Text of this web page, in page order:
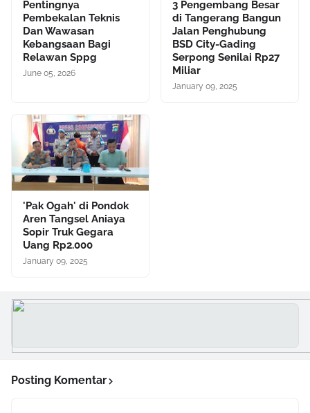
Pentingnya
Pembekalan Teknis
Dan Wawasan
Kebangsaan Bagi
Relawan Sppg
June 05, 2026
3 Pengembang Besar
di Tangerang Bangun
Jalan Penghubung
BSD City-Gading
Serpong Senilai Rp27
Miliar
January 09, 2025
'Pak Ogah' di Pondok
Aren Tangsel Aniaya
Sopir Truk Gegara
Uang Rp2.000
January 09, 2025
Posting Komentar